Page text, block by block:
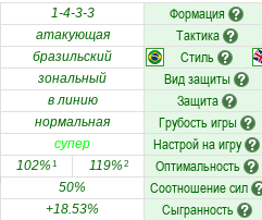
1-4-3-3 Формация
атакующая Тактика
бразильский Стиль
зональный Вид защиты
в линию Защита
нормальная Грубость игры
супер Настрой на игру
102%1 119%2 Оптимальность
50% Соотношение сил
+18.53% Сыгранность